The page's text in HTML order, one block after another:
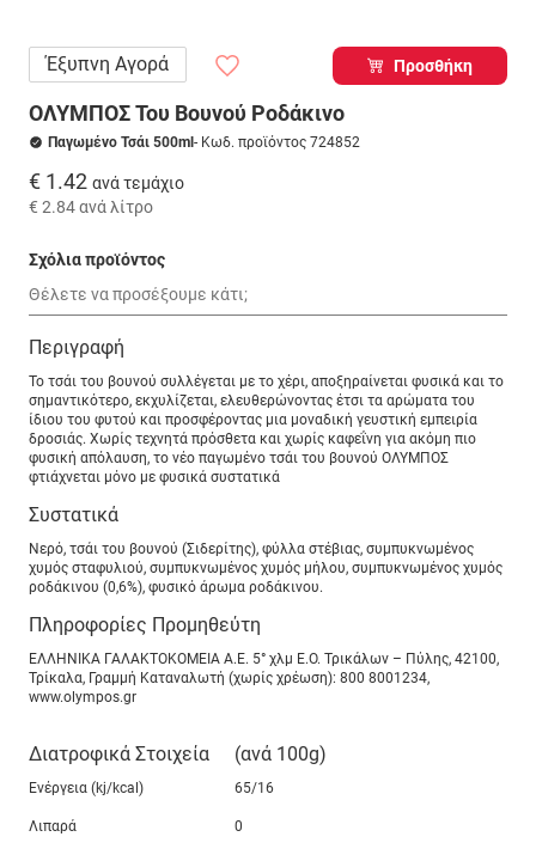
Έξυπνη Αγορά Προσθήκη
ΟΛΥΜΠΟΣ Του Βουνού Ροδάκινο
Παγωμένο Τσάι 500ml - Κωδ. προϊόντος 724852
€ 1.42 ανά τεμάχιο
€ 2.84ανά λίτρο
Σχόλια προϊόντος
Περιγραφή
Το τσάι του βουνού συλλέγεται με το χέρι, αποξηραίνεται φυσικά και το
σημαντικότερο, εκχυλίζεται, ελευθερώνοντας έτσι τα αρώματα του
ίδιου του φυτού και προσφέροντας μια μοναδική γευστική εμπειρία
δροσιάς. Χωρίς τεχνητά πρόσθετα και χωρίς καφεΐνη για ακόμη πιο
φυσική απόλαυση, το νέο παγωμένο τσάι του βουνού ΟΛΥΜΠΟΣ
φτιάχνεται μόνο με φυσικά συστατικά
Συστατικά
Νερό, τσάι του βουνού (Σιδερίτης), φύλλα στέβιας, συμπυκνωμένος
χυμός σταφυλιού, συμπυκνωμένος χυμός μήλου, συμπυκνωμένος χυμός
ροδάκινου (0,6%), φυσικό άρωμα ροδάκινου.
Πληροφορίες Προμηθεύτη
ΕΛΛΗΝΙΚΑ ΓΑΛΑΚΤΟΚΟΜΕΙΑ Α.Ε. 5° χλμ Ε.Ο. Τρικάλων – Πύλης, 42100,
Τρίκαλα, Γραμμή Καταναλωτή (χωρίς χρέωση): 800 8001234,
www.olympos.gr
Διατροφικά Στοιχεία (ανά 100g)
Ενέργεια (kj/kcal) 65/16
Λιπαρά 0